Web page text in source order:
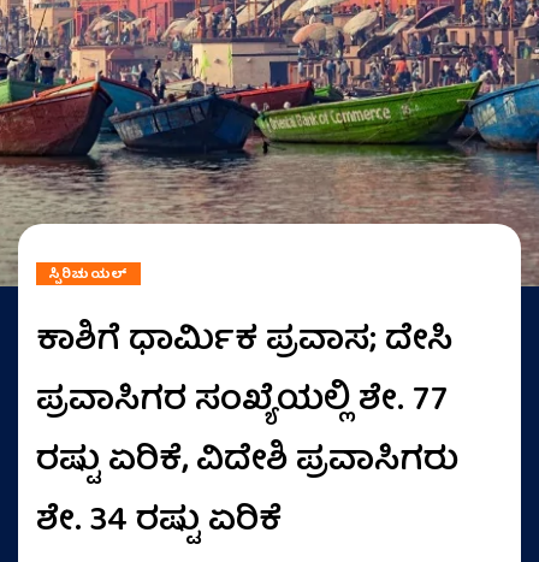
ಸ್ಪಿರಿಚುಯಲ್
ಕಾಶಿಗೆ ಧಾರ್ಮಿಕ ಪ್ರವಾಸ; ದೇಸಿ
ಪ್ರವಾಸಿಗರ ಸಂಖ್ಯೆಯಲ್ಲಿ ಶೇ. 77
ರಷ್ಟು ಏರಿಕೆ, ವಿದೇಶಿ ಪ್ರವಾಸಿಗರು
ಶೇ. 34 ರಷ್ಟು ಏರಿಕೆ